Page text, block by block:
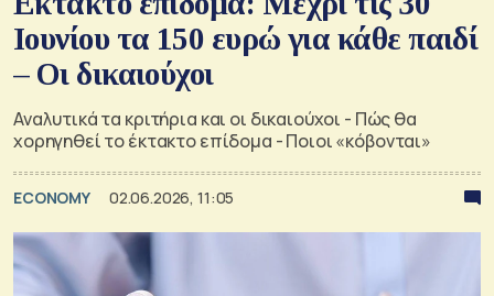
Ιουνίου τα 150 ευρώ για κάθε παιδί
– Οι δικαιούχοι
Αναλυτικά τα κριτήρια και οι δικαιούχοι - Πώς θα
χορηγηθεί το έκτακτο επίδομα - Ποιοι «κόβονται»
ECONOMY 02.06.2026, 11:05